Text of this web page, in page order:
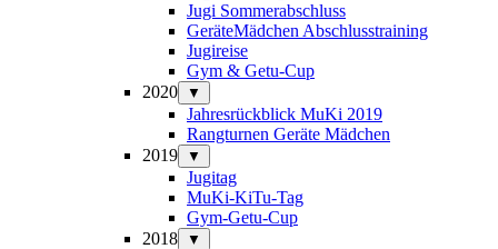
Jugi Sommerabschluss
GeräteMädchen Abschlusstraining
Jugireise
Gym & Getu-Cup
2020
▼
Jahresrückblick MuKi 2019
Rangturnen Geräte Mädchen
2019
▼
Jugitag
MuKi-KiTu-Tag
Gym-Getu-Cup
2018
▼